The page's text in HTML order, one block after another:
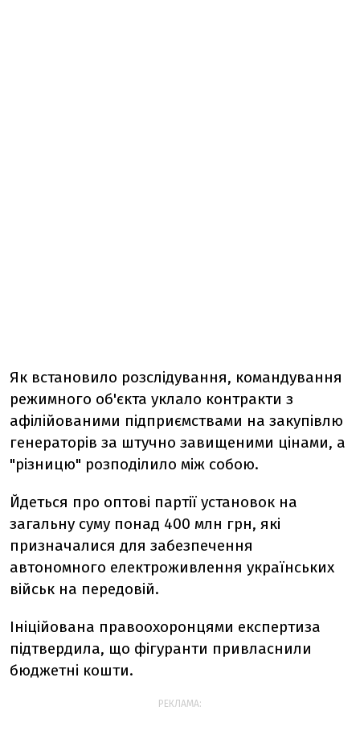
Як встановило розслідування, командування
режимного об'єкта уклало контракти з
афілійованими підприємствами на закупівлю
генераторів за штучно завищеними цінами, а
"різницю" розподілило між собою.
Йдеться про оптові партії установок на
загальну суму понад 400 млн грн, які
призначалися для забезпечення
автономного електроживлення українських
військ на передовій.
Ініційована правоохоронцями експертиза
підтвердила, що фігуранти привласнили
бюджетні кошти.
РЕКЛАМА: